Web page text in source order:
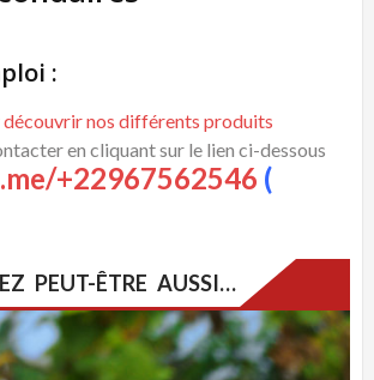
:
nos différents produits
en cliquant sur le lien ci-dessous
+22967562546 (
PEUT-ÊTRE AUSSI…